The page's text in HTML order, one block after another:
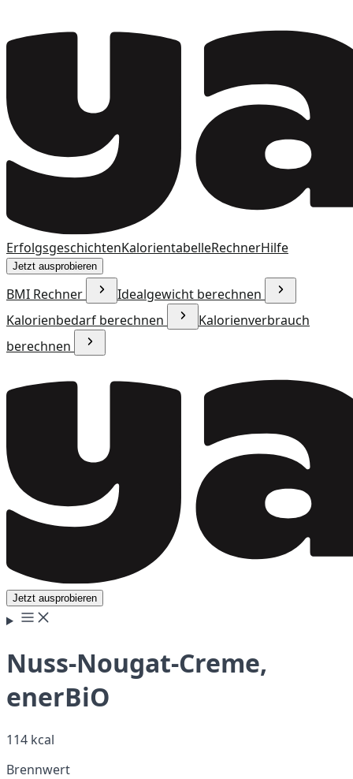
ErfolgsgeschichtenKalorientabelleRechnerHilfe
Jetzt ausprobieren
BMI Rechner
Idealgewicht berechnen
Kalorienbedarf berechnen
Kalorienverbrauch
berechnen
Jetzt ausprobieren
Nuss-Nougat-Creme,
enerBiO
114 kcal
Brennwert